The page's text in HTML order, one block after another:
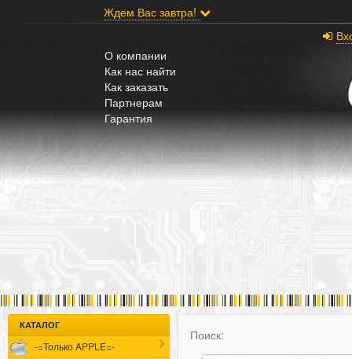
Ждем Вас завтра!
О компании
Как нас найти
Как заказать
Партнерам
Гарантия
КАТАЛОГ
-=Только APPLE=-
Поиск: